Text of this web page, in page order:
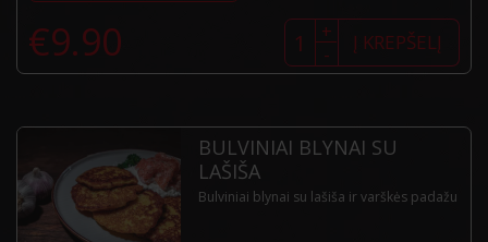
€9.90 produkto
kiekis:
Bulviniai
blynai
-
+ Į KREPŠELĮ
BULVINIAI BLYNAI SU
LAŠIŠA
Bulviniai blynai su lašiša ir varškės padažu